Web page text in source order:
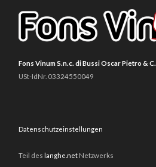
Fons Vinum S.n.c. di Bussi Oscar Pietro & C.
USt-IdNr. 03324550049
Datenschutzeinstellungen
Teil des langhe.net Netzwerks